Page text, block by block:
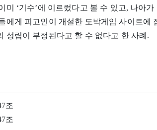
미 ‘기수’에 이르렀다고 볼 수 있고, 나아
에게 피고인이 개설한 도박게임 사이트에
성립이 부정된다고 할 수 없다고 한 사례.
조
조